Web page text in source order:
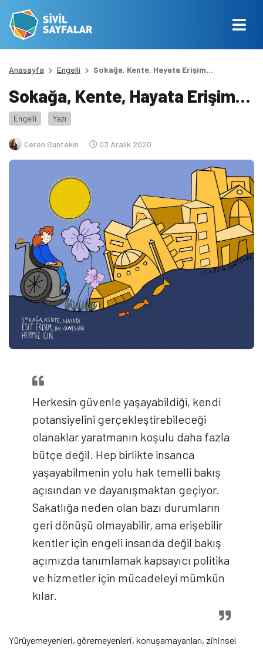
Anasayfa Engelli Sokağa, Kente, Hayata Erişim...
Sokağa, Kente, Hayata Erişim…
Engelli Yazı
Ceren Suntekin 03 Aralık 2020
Herkesin güvenle yaşayabildiği, kendi
potansiyelini gerçekleştirebileceği
olanaklar yaratmanın koşulu daha fazla
bütçe değil. Hep birlikte insanca
yaşayabilmenin yolu hak temelli bakış
açısından ve dayanışmaktan geçiyor.
Sakatlığa neden olan bazı durumların
geri dönüşü olmayabilir, ama erişebilir
kentler için engeli insanda değil bakış
açımızda tanımlamak kapsayıcı politika
ve hizmetler için mücadeleyi mümkün
kılar.
Yürüyemeyenleri, göremeyenleri, konuşamayanları, zihinsel